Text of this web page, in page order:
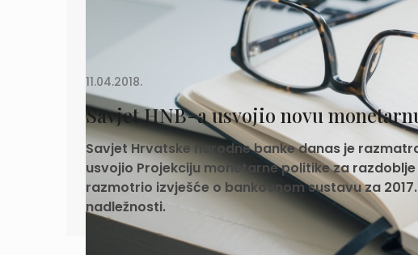
11.04.2018.
Savjet HNB-a usvojio novu
Savjet Hrvatske narodne banke danas je
usvojio Projekciju monetarne politike za razdoblje
razmotrio izvješće o bankovnom sustavu za
nadležnosti.